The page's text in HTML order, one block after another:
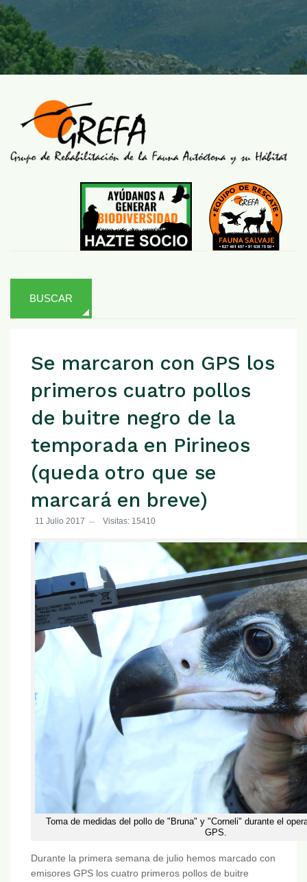
BUSCAR
Se marcaron con GPS los
primeros cuatro pollos
de buitre negro de la
temporada en Pirineos
(queda otro que se
marcará en breve)
11 Julio 2017 Visitas: 15410
Toma de medidas del pollo de "Bruna" y "Corneli" durante el
GPS.
Durante la primera semana de julio hemos marcado con
emisores GPS los cuatro primeros pollos de buitre